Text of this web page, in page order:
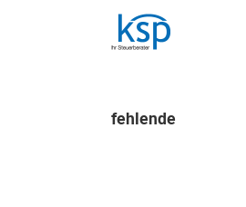
fehlende